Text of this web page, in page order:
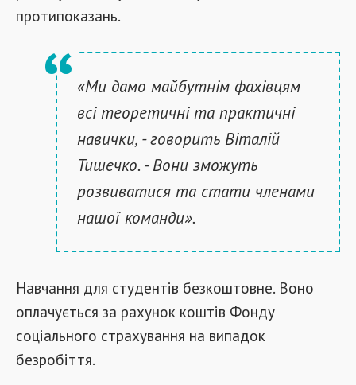
протипоказань.
«Ми дамо майбутнім фахівцям
всі теоретичні та практичні
навички, - говорить Віталій
Тишечко. - Вони зможуть
розвиватися та стати членами
нашої команди».
Навчання для студентів безкоштовне. Воно
оплачується за рахунок коштів Фонду
соціального страхування на випадок
безробіття.